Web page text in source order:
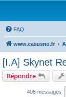
FAQ
www.casusno.fr
[I.A] Skynet
Répondre
405 messages